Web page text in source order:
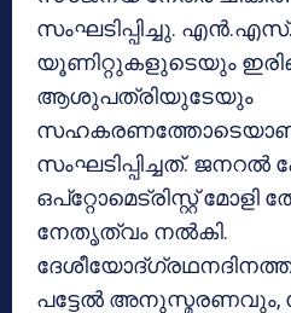
സംഘടിപ്പിച്ചു.
യൂണിറ്റുകളുടെയും
ആശുപത്രിയുടേയും
സഹകരണത്തോടെയാണ്
സംഘടിപ്പിച്ചത്. ജനറല്‍
ഒപ്‌റ്റോമെട്രിസ്റ്റ്
നേതൃത്വം നല്‍കി.
പട്ടേല്‍ അനുസ്മരണവും,